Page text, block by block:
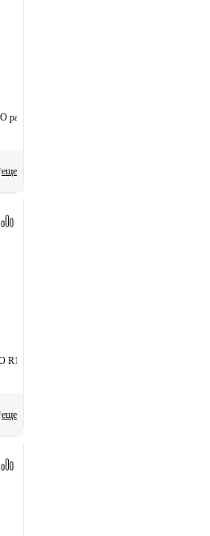
еще
на круглой розетке
еще
E SSB на круглой розетке